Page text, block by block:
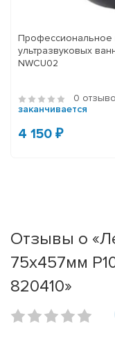
ультразвуковых
NWCU02
0
заканчивается
4 150 ₽
Отзывы о
75х457мм
820410»